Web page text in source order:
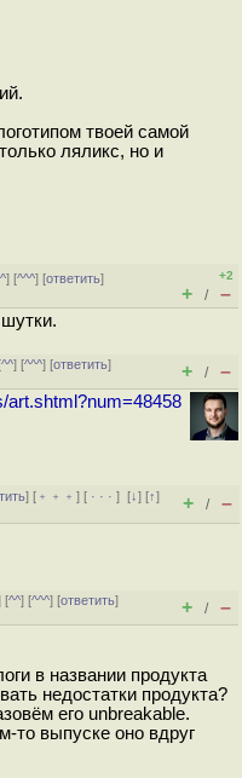
твоей самой
ляликс, но и
] [^^^] [ответить]
+2
+ / –
^^] [^^^] [ответить]
+ / –
art.shtml?num=48458
] [ ﹢﹢﹢] [ · · ·][↓] [↑]
+ / –
[^^] [^^^] [ответить]
+ / –
в названии продукта
недостатки продукта?
его unbreakable.
то выпуске оно вдруг